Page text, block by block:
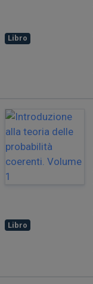
Libro
Libro